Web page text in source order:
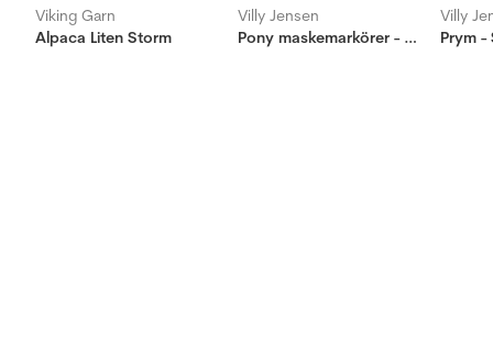
Viking Garn
Alpaca Liten Storm
Villy Jensen
Pony maskemarkörer - 10 st, stor
Villy